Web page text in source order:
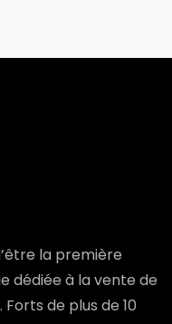
la première
dédiée à la vente de
de plus de 10